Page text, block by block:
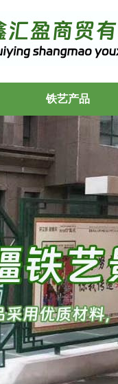
铁艺产品